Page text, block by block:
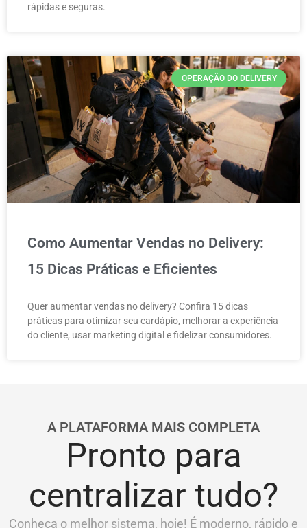
rápidas e seguras.
OPERAÇÃO DO DELIVERY
Como Aumentar Vendas no Delivery:
15 Dicas Práticas e Eficientes
Quer aumentar vendas no delivery? Confira 15 dicas
práticas para otimizar seu cardápio, melhorar a experiência
do cliente, usar marketing digital e fidelizar consumidores.
A PLATAFORMA MAIS COMPLETA
Pronto para
centralizar tudo?
Conheça o melhor sistema, hoje! É moderno, rápido e